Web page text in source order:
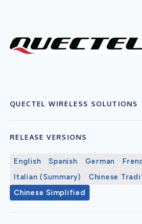
QUECTEL WIRELESS SOLUTIONS
RELEASE VERSIONS
English Spanish German
Italian (Summary)
Chinese
Chinese Simplified